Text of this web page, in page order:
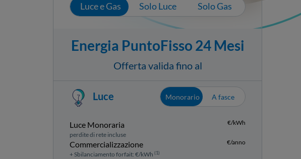
Luce e Gas Solo Luce Solo Gas
Energia PuntoFisso 24 Mesi
Offerta valida fino al
Luce Monorario A fasce
Luce Monoraria
perdite di rete incluse
€/kWh
Commercializzazione
+ Sbilanciamento forfait: €/kWh (1)
€/anno